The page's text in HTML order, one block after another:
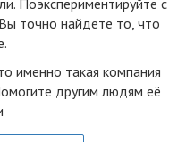
Поэкспериментируйте с
точно найдете то, что
именно такая компания
другим людям её